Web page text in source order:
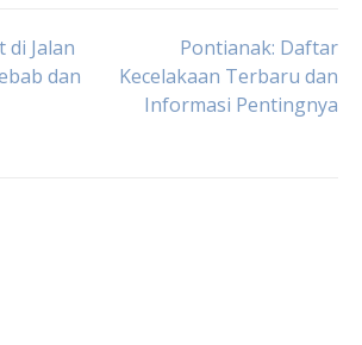
di Jalan
dan
Pontianak: Daftar
Kecelakaan Terbaru dan
Informasi Pentingnya